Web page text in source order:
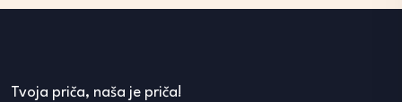
Tvoja priča, naša je priča!